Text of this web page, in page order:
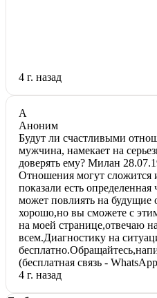
4 г. назад
А
Аноним
Будут ли счастливыми
мужчина, намекает на
доверять ему? Милан
Отношения могут сложится
показали есть определенная
может повлиять на будущие
хорошо,но вы сможете с
на моей странице,отвечаю
всем.Диагностику на
(бесплатная связь -
4 г. назад